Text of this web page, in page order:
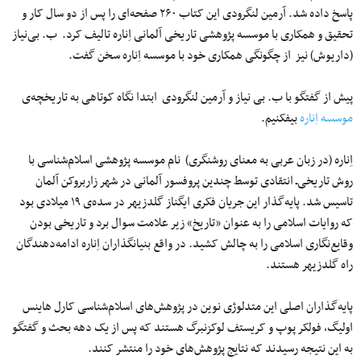
پاسخ داده شد. آرمین لنگرودی این کتاب ۲۶۰ صفحه‌ای را پس از دو سال کار و
تحقیق و همکاری با موسسه پژوهشی تاریخی آلمانی اِناره تالیف کرد. ب. بی‌نیاز
(داریوش) نیز از چگونگی همکاری خود با موسسه اِناره سخن گفت.
پیش از گفتگو با ب. بی نیاز و آرمین لنگرودی ابتدا نگاه کوتاهی به تاریخچه‌ی
موسسه اِنارهبیفکنیم.
اِناره (در زبان عربی به معنای روشنگری) نام موسسه پژوهشی اسلام‌شناسی با
روش تاریخی‌ـ انتقادی توسط چندین پروفسور آلمانی در شهر زاربروکن آلمان
تاسیس شد. پایه‌گذار این جریان فکری ایگناز گلدزیهر در سده‌ی ۱۹ میلادی بود
که روایات اسلامی را به عنوان «تاریخ» زیر علامت سوال برد و تاریخی بودن
وقایع‌نگاری اسلامی را به چالش کشید. در واقع بنیانگذاران اِناره ادامه‌دهندگان
راه گلدزیهر هستند.
پایه‌گذاران اصلی این متدلوژی نوین در پژوهش‌های اسلام‌شناسی کارل هاینس
اولیگ، فولکر پوپ و کریستف لوکزنبرگ هستند که پس از یک دهه بحث و گفتگو
به این نتیجه رسیدند که نتایج پژوهش‌های خود را منتشر کنند.